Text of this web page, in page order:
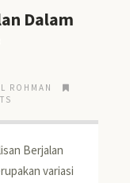
Dalam
ROHMAN
Berjalan
variasi